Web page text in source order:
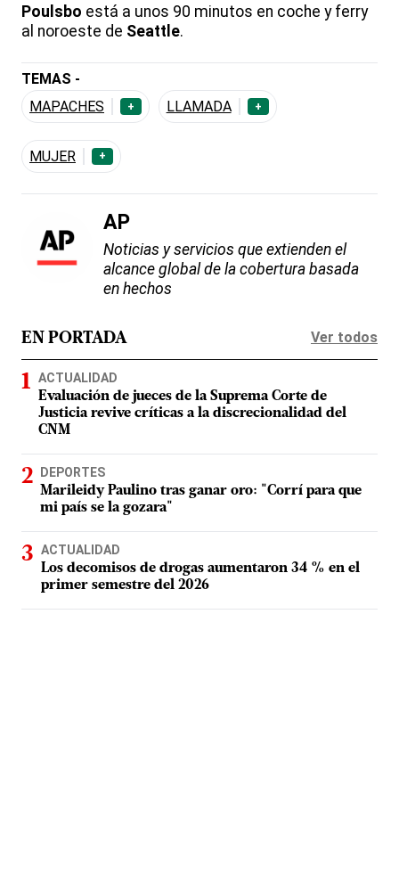
Poulsbo está a unos 90 minutos en coche y ferry
al noroeste de Seattle.
TEMAS -
MAPACHES
+ LLAMADA +
MUJER +
AP
Noticias y servicios que extienden el
alcance global de la cobertura basada
en hechos
EN PORTADA Ver todos
ACTUALIDAD
Evaluación de jueces de la Suprema Corte de
Justicia revive críticas a la discrecionalidad del
CNM
DEPORTES
Marileidy Paulino tras ganar oro: "Corrí para que
mi país se la gozara"
ACTUALIDAD
Los decomisos de drogas aumentaron 34 % en el
primer semestre del 2026